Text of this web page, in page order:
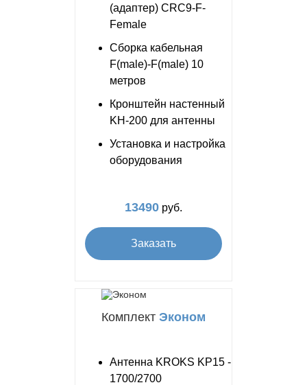
(адаптер) CRC9-F-
Female
Сборка кабельная
F(male)-F(male) 10
метров
Кронштейн настенный
KH-200 для антенны
Установка и настройка
оборудования
13490 руб.
Заказать
Комплект Эконом
Антенна KROKS KP15 -
1700/2700